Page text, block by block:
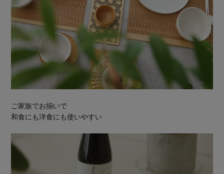
ご家族でお揃いで
和食にも洋食にも使いやすい